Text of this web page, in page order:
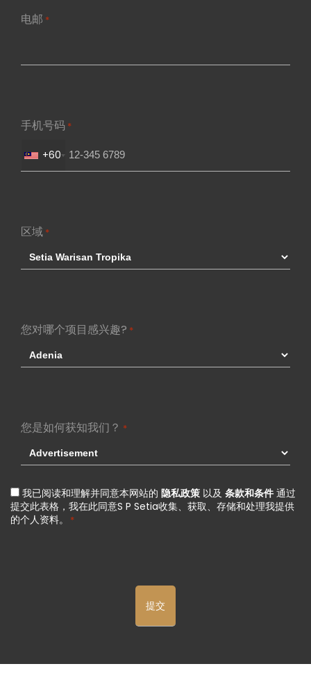
电邮 *
手机号码 *
+60
区域 *
您对哪个项目感兴趣? *
您是如何获知我们？ *
Agreement
*
我已阅读和理解并同意本网站的 隐私政策 以及 条款和条件 通过
提交此表格，我在此同意S P Setia收集、获取、存储和处理我提供
的个人资料。
*